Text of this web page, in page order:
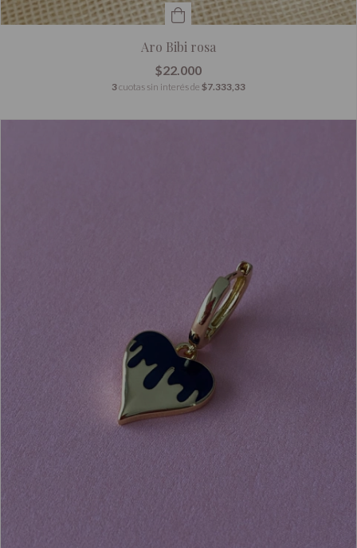
Aro Bibi rosa
$22.000
3cuotas sin interés de $7.333,33